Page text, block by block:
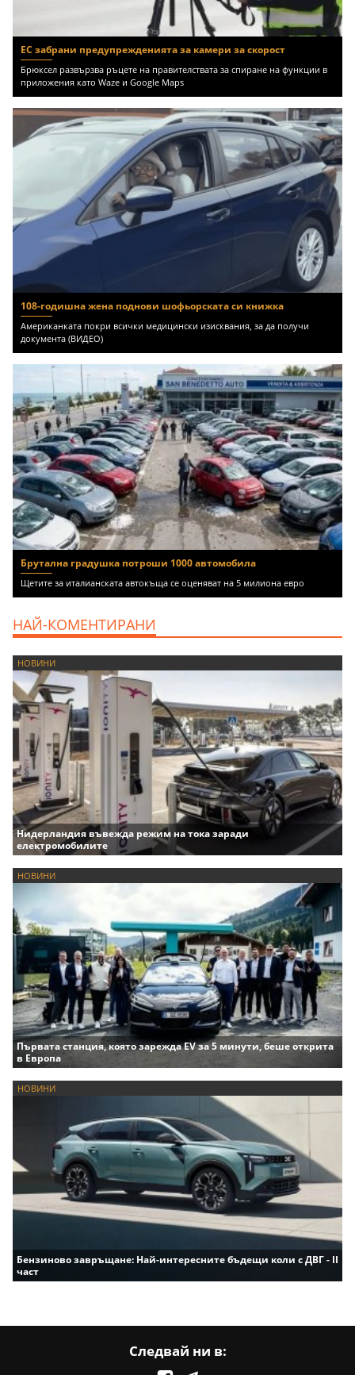
ЕС забрани предупрежденията за камери за скорост
Брюксел развързва ръцете на правителствата за спиране на функции в
приложения като Waze и Google Maps
108-годишна жена поднови шофьорската си книжка
Американката покри всички медицински изисквания, за да получи
документа (ВИДЕО)
Брутална градушка потроши 1000 автомобила
Щетите за италианската автокъща се оценяват на 5 милиона евро
НАЙ-КОМЕНТИРАНИ
НОВИНИ
Нидерландия въвежда режим на тока заради
електромобилите
НОВИНИ
Първата станция, която зарежда EV за 5 минути, беше открита
в Европа
НОВИНИ
Бензиново завръщане: Най-интересните бъдещи коли с ДВГ - II
част
Следвай ни в: